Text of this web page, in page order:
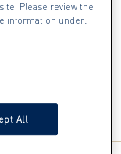
machen, beiße
und trage dann
Anzeigen
Please review the
information under:
All